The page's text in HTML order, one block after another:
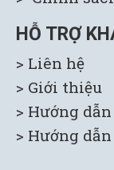
HỖ TRỢ
> Liên hệ
> Giới thiệu
> Hướng
> Hướng